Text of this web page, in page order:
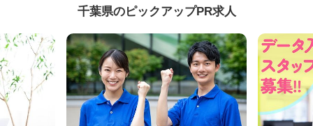
千葉県のピックアップPR求人